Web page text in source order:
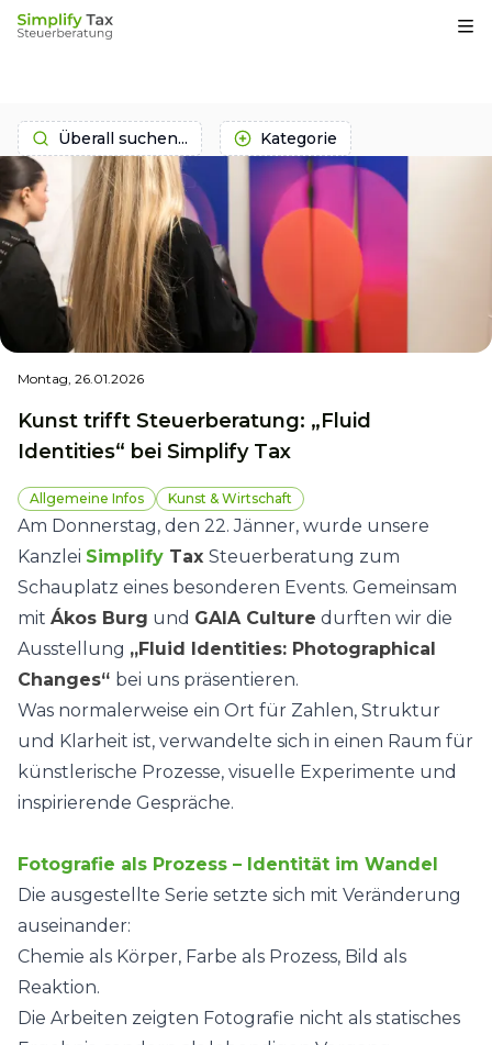
Überall suchen... Kategorie
Montag, 26.01.2026
Kunst trifft Steuerberatung: „Fluid
Identities“ bei Simplify Tax
Allgemeine Infos Kunst & Wirtschaft
Am Donnerstag, den 22. Jänner, wurde unsere
Kanzlei Simplify Tax Steuerberatung zum
Schauplatz eines besonderen Events. Gemeinsam
mit Ákos Burg und GAIA Culture durften wir die
Ausstellung „Fluid Identities: Photographical
Changes“ bei uns präsentieren.
Was normalerweise ein Ort für Zahlen, Struktur
und Klarheit ist, verwandelte sich in einen Raum für
künstlerische Prozesse, visuelle Experimente und
inspirierende Gespräche.
Fotografie als Prozess – Identität im Wandel
Die ausgestellte Serie setzte sich mit Veränderung
auseinander:
Chemie als Körper, Farbe als Prozess, Bild als
Reaktion.
Die Arbeiten zeigten Fotografie nicht als statisches